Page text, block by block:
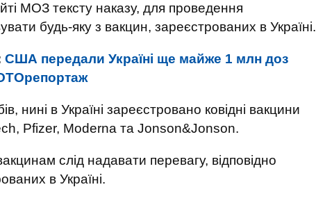
МОЗ тексту наказу, для проведення
будь-яку з вакцин, зареєстрованих в Україні.
США передали Україні ще майже 1 млн доз
нині в Україні зареєстровано ковідні вакцини
Pfizer, Moderna та Jonson&Jonson.
слід надавати перевагу, відповідно
в Україні.